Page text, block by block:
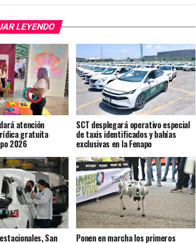
LEYENDO
atención
gratuita
2026
SCT desplegará operativo especial
de taxis identificados y bahías
exclusivas en la Fenapo
San Ponen en marcha los primeros